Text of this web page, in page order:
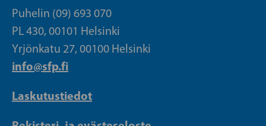
Puhelin (09) 693 070
PL 430, 00101 Helsinki
Yrjönkatu 27, 00100 Helsinki
info@sfp.fi
Laskutustiedot